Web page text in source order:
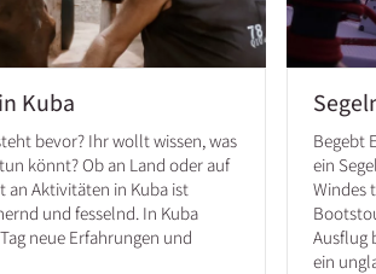
Kuba
bevor? Ihr wollt wissen, was
könnt? Ob an Land oder auf
an Aktivitäten in Kuba ist
und fesselnd. In Kuba
neue Erfahrungen und
Begebt
ein
Windes
Ausflug
ein